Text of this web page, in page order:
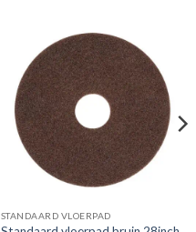
STANDAARD VLOERPAD